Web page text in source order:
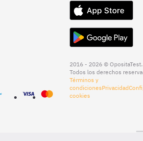
2016 - 2026 © OpositaTest.
Todos los derechos
Términos y
condicionesPrivacidad
cookies